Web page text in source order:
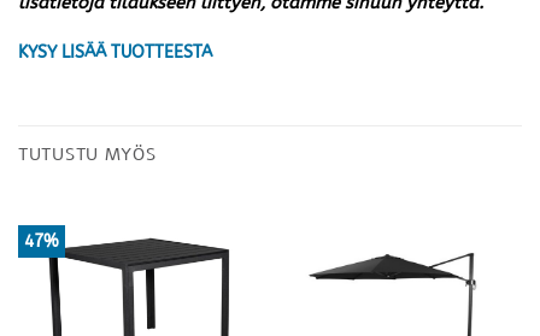
KYSY LISÄÄ TUOTTEESTA
TUTUSTU MYÖS
47%